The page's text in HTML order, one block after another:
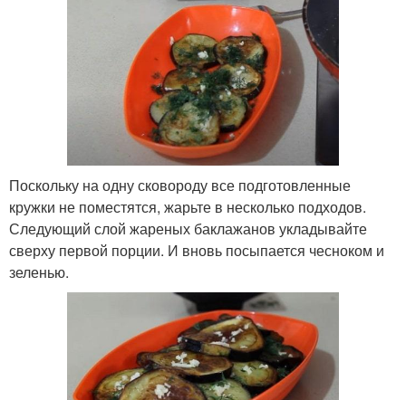
Поскольку на одну сковороду все подготовленные
кружки не поместятся, жарьте в несколько подходов.
Следующий слой жареных баклажанов укладывайте
сверху первой порции. И вновь посыпается чесноком и
зеленью.